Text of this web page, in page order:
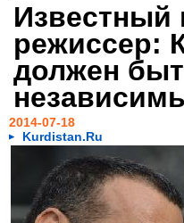
Известный
режиссер:
должен
2014-07-18
Kurdistan.Ru